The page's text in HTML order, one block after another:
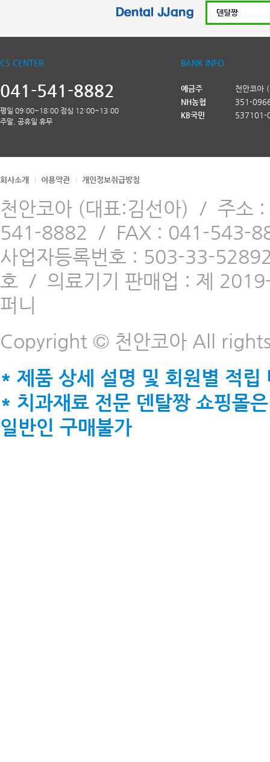
CS CENTER
041-541-8882
평일 09:00~18:00 점심 12:00~13:00
주말, 공휴일 휴무
BANK INFO
예금주
천안코아
NH농협
351-
KB국민
537101-
회사소개 이용약관 개인정보취급방침
천안코아 (대표:김선아) / 주소
541-8882 / FAX : 041-543-
사업자등록번호 : 503-33-
호 / 의료기기 판매업 : 제
퍼니
Copyright © 천안코아 All
* 제품 상세 설명 및 회원별 적
* 치과재료 전문 덴탈짱 쇼핑몰
일반인 구매불가